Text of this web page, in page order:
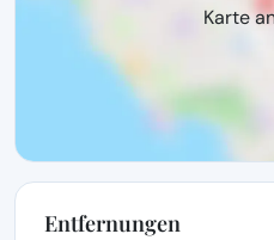
Karte
Entfernungen